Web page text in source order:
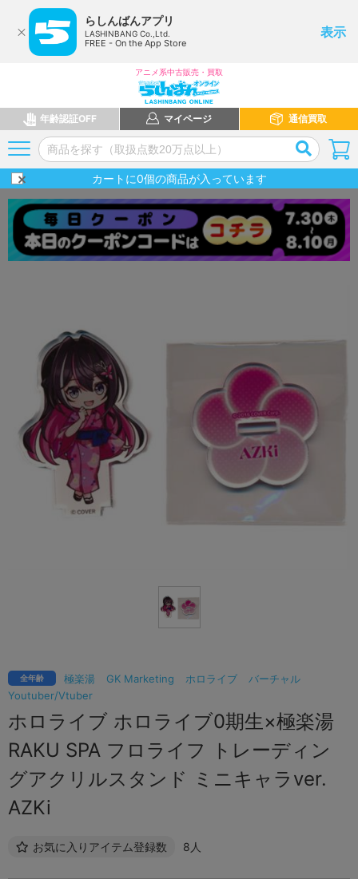
らしんばんアプリ
LASHINBANG Co.,Ltd.
FREE - On the App Store
表示
アニメ系中古販売・買取
年齢認証OFF マイページ 通信買取
カートに0個の商品が入っています
極楽湯 GK Marketing ホロライブ
バーチャル
Youtuber/Vtuber
全年齢
ホロライブ ホロライブ0期生×極楽湯
RAKU SPA フロライフ トレーディン
グアクリルスタンド ミニキャラver.
AZKi
お気に入りアイテム登録数 8人